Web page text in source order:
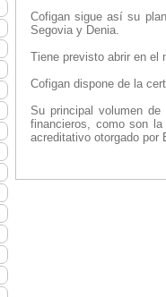
Cofigan sigue así su
Segovia y Denia.
Tiene previsto abrir en el
Cofigan dispone de la
Su principal volumen
financieros, como son
acreditativo otorgado por